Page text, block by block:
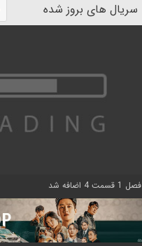
سریال های بروز شده
فصل 1 قسمت 4 اضافه شد